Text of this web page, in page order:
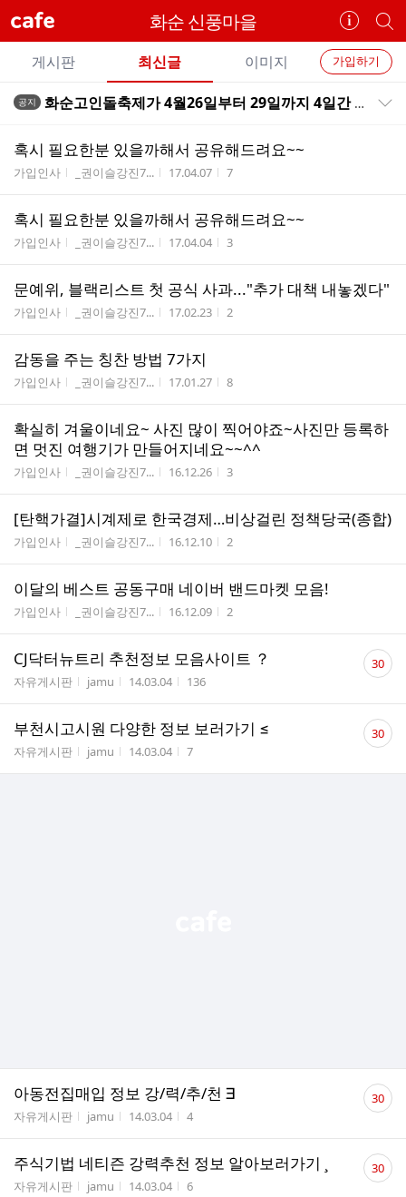
cafe 화순 신풍마을
카
페
정
보
보
기
개
별
카
페
검
카
페
메
뉴
가입하기
게시판 최신글 이미지
전
글
트
공지 화순고인돌축제가 4월26일부터 29일까지 4일간 열립니다.
혹시 필요한분 있을까해서 공유해드려요~~
게시판명
가입인사 작성자
_권이슬강진7... 작성시간
17.04.07 조회수
7
혹시 필요한분 있을까해서 공유해드려요~~
게시판명
가입인사 작성자
_권이슬강진7... 작성시간
17.04.04 조회수
3
문예위, 블랙리스트 첫 공식 사과..."추가 대책 내놓겠다"
게시판명
가입인사 작성자
_권이슬강진7... 작성시간
17.02.23 조회수
2
감동을 주는 칭찬 방법 7가지
게시판명
가입인사 작성자
_권이슬강진7... 작성시간
17.01.27 조회수
8
확실히 겨울이네요~ 사진 많이 찍어야죠~사진만 등록하
면 멋진 여행기가 만들어지네요~~^^
게시판명
가입인사 작성자
_권이슬강진7... 작성시간
16.12.26 조회수
3
[탄핵가결]시계제로 한국경제…비상걸린 정책당국(종합)
게시판명
가입인사 작성자
_권이슬강진7... 작성시간
16.12.10 조회수
2
이달의 베스트 공동구매 네이버 밴드마켓 모음!
게시판명
가입인사 작성자
_권이슬강진7... 작성시간
16.12.09 조회수
2
CJ닥터뉴트리 추천정보 모음사이트 ？
게시판명
자유게시판 작성자
jamu 작성시간
14.03.04 조회수
136
댓
글30
부천시고시원 다양한 정보 보러가기 ≤
게시판명
자유게시판 작성자
jamu 작성시간
14.03.04 조회수
7
댓
글30
아동전집매입 정보 강/력/추/천 ∃
게시판명
자유게시판 작성자
jamu 작성시간
14.03.04 조회수
4
댓
글30
주식기법 네티즌 강력추천 정보 알아보러가기 ¸
게시판명
자유게시판 작성자
jamu 작성시간
14.03.04 조회수
6
댓
글30